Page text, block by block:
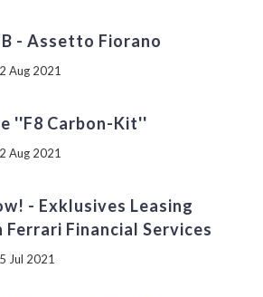
- Assetto Fiorano
Aug 2021
''F8 Carbon-Kit''
Aug 2021
- Exklusives Leasing
Ferrari Financial Services
Jul 2021